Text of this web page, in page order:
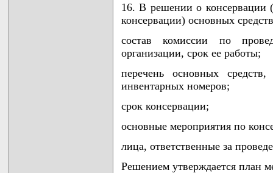
16. В решении о консервации
консервации) основных
состав комиссии по
организации, срок ее работы;
перечень основных
инвентарных номеров;
срок консервации;
основные мероприятия по
лица, ответственные за
Решением утверждается план